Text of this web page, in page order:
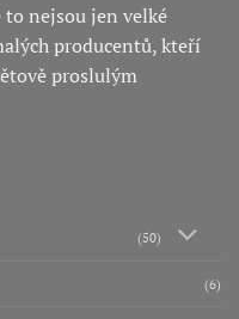
to nejsou jen velké
producentů, kteří
proslulým
(50)
(6)